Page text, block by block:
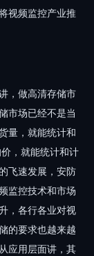
视频监控产业推
，做高清存储市
市场已经不是当
量，就能统计和
，就能统计和计
飞速发展，安防
监控技术和市场
，各行各业对视
的要求也越来越
应用层面讲，其